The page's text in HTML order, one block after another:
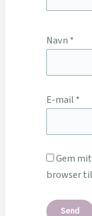
Navn *
E-mail *
Gem
browser